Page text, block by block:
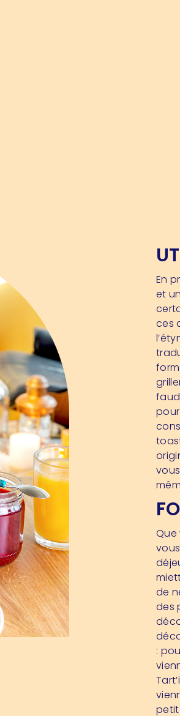
En
et
ces
Que
de
des
: